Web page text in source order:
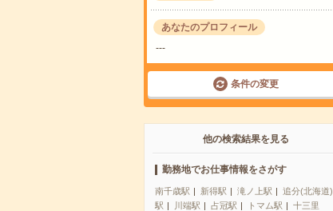
あなたのプロフィール
---
条件の変更
他の検索結果を見る
勤務地でお仕事情報をさがす
南千歳駅 新得駅 滝ノ上駅
追分(北海道)
駅
川端駅 占冠駅 トマム駅
十三里